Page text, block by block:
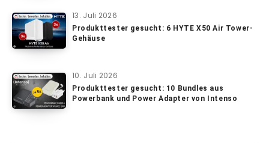
13. Juli 2026
Produkttester gesucht: 6 HYTE X50 Air Tower-
Gehäuse
10. Juli 2026
Produkttester gesucht: 10 Bundles aus
Powerbank und Power Adapter von Intenso